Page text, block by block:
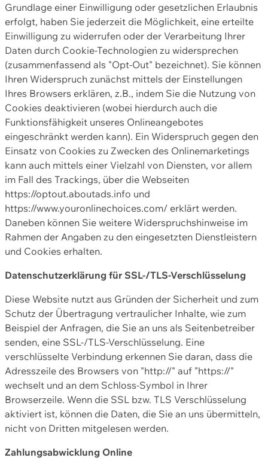
Grundlage einer Einwilligung oder gesetzlichen Erlaubnis
erfolgt, haben Sie jederzeit die Möglichkeit, eine erteilte
Einwilligung zu widerrufen oder der Verarbeitung Ihrer
Daten durch Cookie-Technologien zu widersprechen
(zusammenfassend als "Opt-Out" bezeichnet). Sie können
Ihren Widerspruch zunächst mittels der Einstellungen
Ihres Browsers erklären, z.B., indem Sie die Nutzung von
Cookies deaktivieren (wobei hierdurch auch die
Funktionsfähigkeit unseres Onlineangebotes
eingeschränkt werden kann). Ein Widerspruch gegen den
Einsatz von Cookies zu Zwecken des Onlinemarketings
kann auch mittels einer Vielzahl von Diensten, vor allem
im Fall des Trackings, über die Webseiten
https://optout.aboutads.info und
https://www.youronlinechoices.com/ erklärt werden.
Daneben können Sie weitere Widerspruchshinweise im
Rahmen der Angaben zu den eingesetzten Dienstleistern
und Cookies erhalten.
Datenschutzerklärung für SSL-/TLS-Verschlüsselung
Diese Website nutzt aus Gründen der Sicherheit und zum
Schutz der Übertragung vertraulicher Inhalte, wie zum
Beispiel der Anfragen, die Sie an uns als Seitenbetreiber
senden, eine SSL-/TLS-Verschlüsselung. Eine
verschlüsselte Verbindung erkennen Sie daran, dass die
Adresszeile des Browsers von "http://" auf "https://"
wechselt und an dem Schloss-Symbol in Ihrer
Browserzeile. Wenn die SSL bzw. TLS Verschlüsselung
aktiviert ist, können die Daten, die Sie an uns übermitteln,
nicht von Dritten mitgelesen werden.
Zahlungsabwicklung Online